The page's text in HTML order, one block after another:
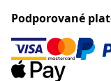
Podporované